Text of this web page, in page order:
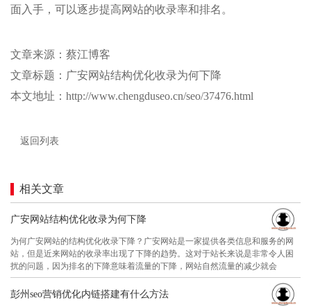
面入手，可以逐步提高网站的收录率和排名。
文章来源：蔡江博客
文章标题：广安网站结构优化收录为何下降
本文地址：http://www.chengduseo.cn/seo/37476.html
返回列表
相关文章
广安网站结构优化收录为何下降
为何广安网站的结构优化收录下降？广安网站是一家提供各类信息和服务的网
站，但是近来网站的收录率出现了下降的趋势。这对于站长来说是非常令人困
扰的问题，因为排名的下降意味着流量的下降，网站自然流量的减少就会
彭州seo营销优化内链搭建有什么方法